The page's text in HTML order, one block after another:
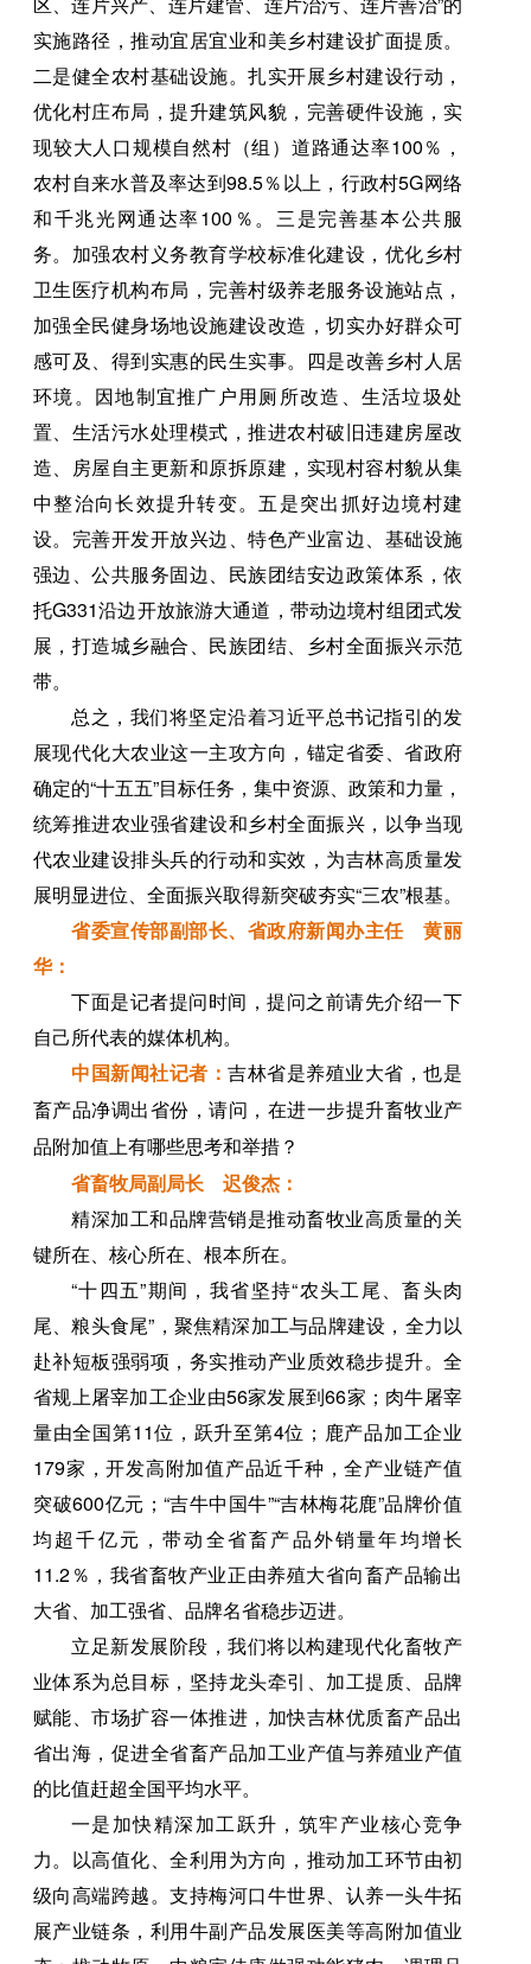
实施路径，推动宜居宜业和美乡村建设扩面提质。
二是健全农村基础设施。扎实开展乡村建设行动，
优化村庄布局，提升建筑风貌，完善硬件设施，实
现较大人口规模自然村（组）道路通达率100％，
农村自来水普及率达到98.5％以上，行政村5G网络
和千兆光网通达率100％。三是完善基本公共服
务。加强农村义务教育学校标准化建设，优化乡村
卫生医疗机构布局，完善村级养老服务设施站点，
加强全民健身场地设施建设改造，切实办好群众可
感可及、得到实惠的民生实事。四是改善乡村人居
环境。因地制宜推广户用厕所改造、生活垃圾处
置、生活污水处理模式，推进农村破旧违建房屋改
造、房屋自主更新和原拆原建，实现村容村貌从集
中整治向长效提升转变。五是突出抓好边境村建
设。完善开发开放兴边、特色产业富边、基础设施
强边、公共服务固边、民族团结安边政策体系，依
托G331沿边开放旅游大通道，带动边境村组团式发
展，打造城乡融合、民族团结、乡村全面振兴示范
带。
总之，我们将坚定沿着习近平总书记指引的发
展现代化大农业这一主攻方向，锚定省委、省政府
确定的“十五五”目标任务，集中资源、政策和力量，
统筹推进农业强省建设和乡村全面振兴，以争当现
代农业建设排头兵的行动和实效，为吉林高质量发
展明显进位、全面振兴取得新突破夯实“三农”根基。
省委宣传部副部长、省政府新闻办主任 黄丽
华：
下面是记者提问时间，提问之前请先介绍一下
自己所代表的媒体机构。
中国新闻社记者：吉林省是养殖业大省，也是
畜产品净调出省份，请问，在进一步提升畜牧业产
品附加值上有哪些思考和举措？
省畜牧局副局长 迟俊杰：
精深加工和品牌营销是推动畜牧业高质量的关
键所在、核心所在、根本所在。
“十四五”期间，我省坚持“农头工尾、畜头肉
尾、粮头食尾”，聚焦精深加工与品牌建设，全力以
赴补短板强弱项，务实推动产业质效稳步提升。全
省规上屠宰加工企业由56家发展到66家；肉牛屠宰
量由全国第11位，跃升至第4位；鹿产品加工企业
179家，开发高附加值产品近千种，全产业链产值
突破600亿元；“吉牛中国牛”“吉林梅花鹿”品牌价值
均超千亿元，带动全省畜产品外销量年均增长
11.2％，我省畜牧产业正由养殖大省向畜产品输出
大省、加工强省、品牌名省稳步迈进。
立足新发展阶段，我们将以构建现代化畜牧产
业体系为总目标，坚持龙头牵引、加工提质、品牌
赋能、市场扩容一体推进，加快吉林优质畜产品出
省出海，促进全省畜产品加工业产值与养殖业产值
的比值赶超全国平均水平。
一是加快精深加工跃升，筑牢产业核心竞争
力。以高值化、全利用为方向，推动加工环节由初
级向高端跨越。支持梅河口牛世界、认养一头牛拓
展产业链条，利用牛副产品发展医美等高附加值业